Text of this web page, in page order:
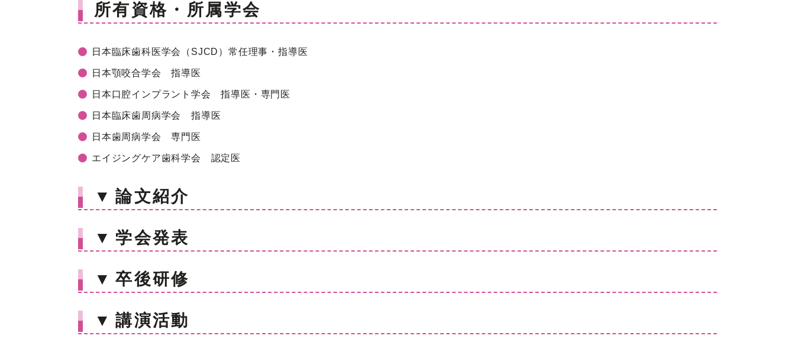
所有資格・所属学会
日本臨床歯科医学会（SJCD）常任理事・指導医
日本顎咬合学会 指導医
日本口腔インプラント学会 指導医・専門医
日本臨床歯周病学会 指導医
日本歯周病学会 専門医
エイジングケア歯科学会 認定医
▼ 論文紹介
▼ 学会発表
▼ 卒後研修
▼ 講演活動